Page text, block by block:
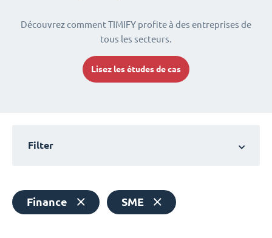
Découvrez comment TIMIFY profite à des entreprises de
tous les secteurs.
Lisez les études de cas
Filter
Finance SME